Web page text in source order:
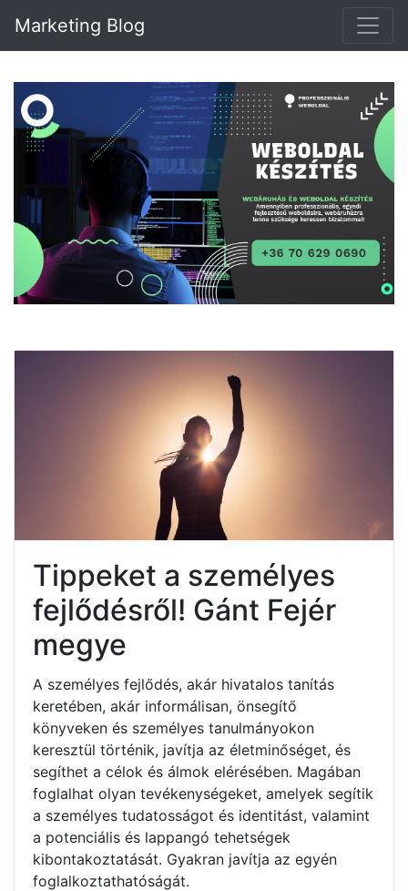
Marketing Blog
Tippeket a személyes
fejlődésről! Gánt Fejér
megye
A személyes fejlődés, akár hivatalos tanítás
keretében, akár informálisan, önsegítő
könyveken és személyes tanulmányokon
keresztül történik, javítja az életminőséget, és
segíthet a célok és álmok elérésében. Magában
foglalhat olyan tevékenységeket, amelyek segítik
a személyes tudatosságot és identitást, valamint
a potenciális és lappangó tehetségek
kibontakoztatását. Gyakran javítja az egyén
foglalkoztathatóságát.